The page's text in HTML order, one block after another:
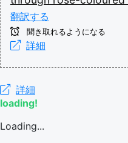
翻訳する
聞き取れるようになる
詳細
詳細
loading!
Loading...